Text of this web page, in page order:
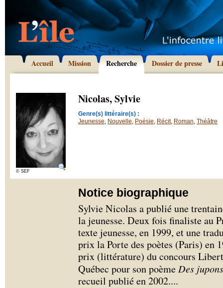
Accueil Mission Recherche Dossier de presse
© SEF
Nicolas, Sylvie
Genre(s) littéraire(s) :
Jeunesse, Nouvelle, Poésie, Récit, Roman, Théâtre
Notice biographique
Sylvie Nicolas a publié une
la jeunesse. Deux fois finaliste au
texte jeunesse, en 1999, et une
prix la Porte des poètes (Paris) en
prix (littérature) du concours
Québec pour son poème Des
recueil publié en 2002....